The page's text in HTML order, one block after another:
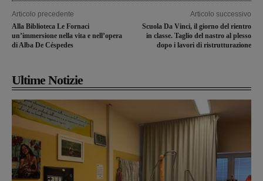
Articolo precedente
Alla Biblioteca Le Fornaci
un’immersione nella vita e nell’opera
di Alba De Céspedes
Articolo successivo
Scuola Da Vinci, il giorno del rientro
in classe. Taglio del nastro al plesso
dopo i lavori di ristrutturazione
Ultime Notizie